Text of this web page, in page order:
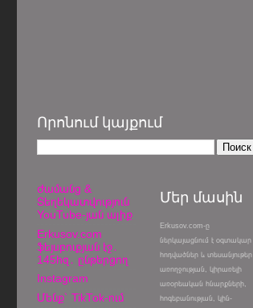
Որոնում կայքում
Ժամանց &
Տեղեկատվություն
YouTube-յան ալիք
Erkusov.com
ֆեյսբուքյան էջ․
145հզ․ ընթերցող
Instagram
Մենք՝ TikTok-ում
Մեր մասին
Erkusov.com-ը
ներկայացնում է օգտակար
հոդվածներ և տեսանյութեր
առողջության, կիրառելի
առօրեական հնարքների,
հոգեբանության, կին-